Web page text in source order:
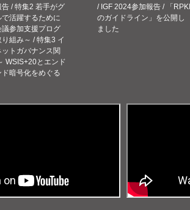
告 / 特集2 若手がグ
で活躍するために
議参加支援プログ
組み～ / 特集3 イ
ットガバナンス関
WSIS+20とエンド
ド暗号化をめぐる
/ IGF 2024参加報告 / 「RPKI
のガイドライン」を公開し
ました